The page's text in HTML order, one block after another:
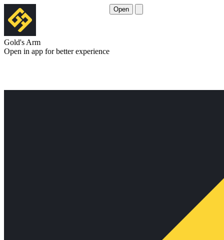
Gold's Arm
Open in app for better experience
Open